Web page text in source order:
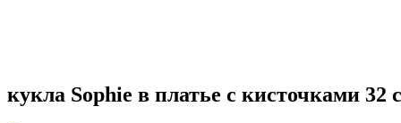
кукла Sophie в платье с кисточками 32